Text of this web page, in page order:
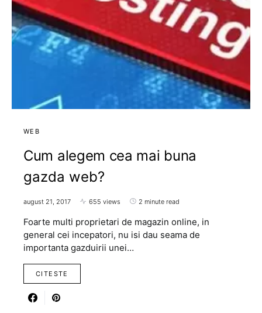
WEB
Cum alegem cea mai buna
gazda web?
august 21, 2017 655 views 2 minute read
Foarte multi proprietari de magazin online, in
general cei incepatori, nu isi dau seama de
importanta gazduirii unei…
CITESTE